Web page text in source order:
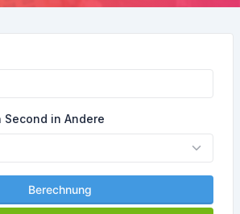
Second in Andere
Berechnung